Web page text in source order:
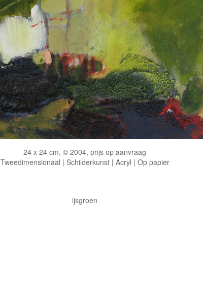
24 x 24 cm, © 2004, prijs op aanvraag
Tweedimensionaal | Schilderkunst | Acryl | Op papier
ijsgroen